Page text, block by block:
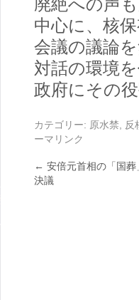
廃絶への声
中心に、核
会議の議論
対話の環境
政府にその
カテゴリー: 原水禁
反
ーマリンク
← 安倍元首相の「国
決議